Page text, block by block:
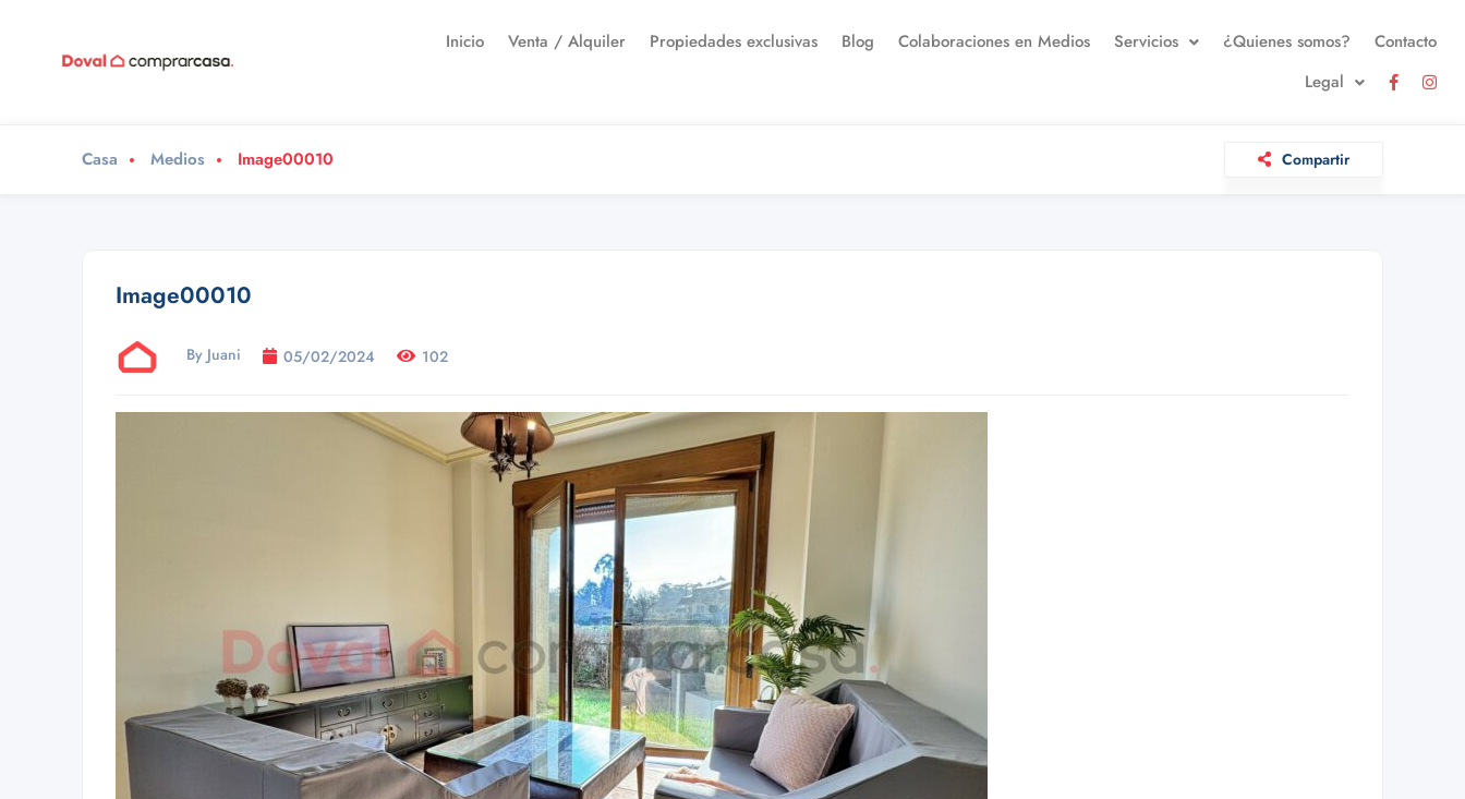
Inicio Venta / Alquiler Propiedades exclusivas Blog Colaboraciones en Medios Servicios ¿Quienes somos?
Contacto
Legal
Casa Medios Image00010 Compartir
Image00010
By Juani 05/02/2024 102